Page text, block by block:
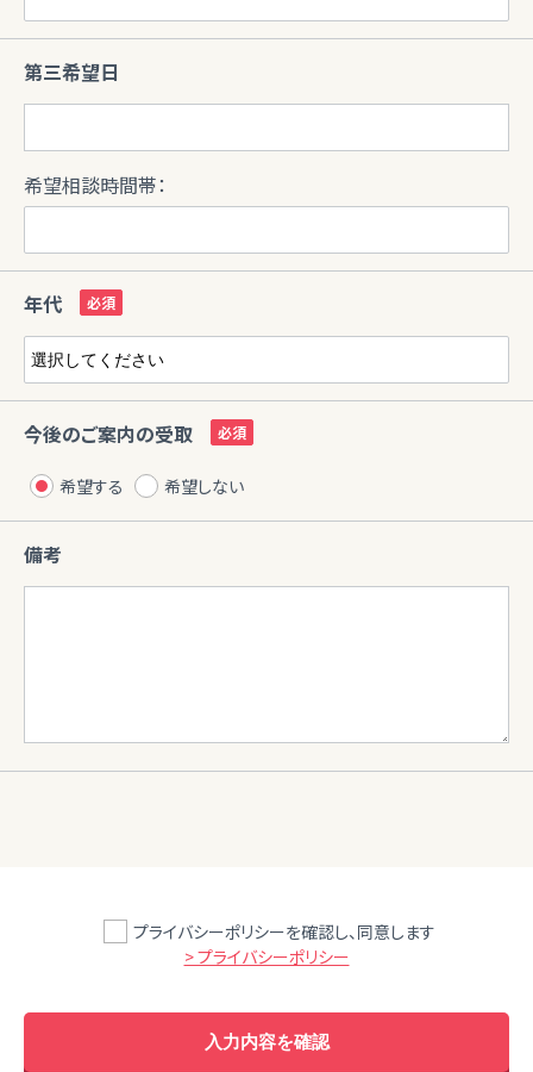
第三希望日
希望相談時間帯：
年代
今後のご案内の受取
希望する 希望しない
備考
プライバシーポリシーを確認し、同意します
> プライバシーポリシー
入力内容を確認